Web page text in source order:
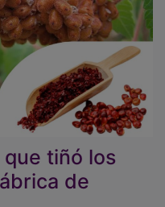
tiñó los
de